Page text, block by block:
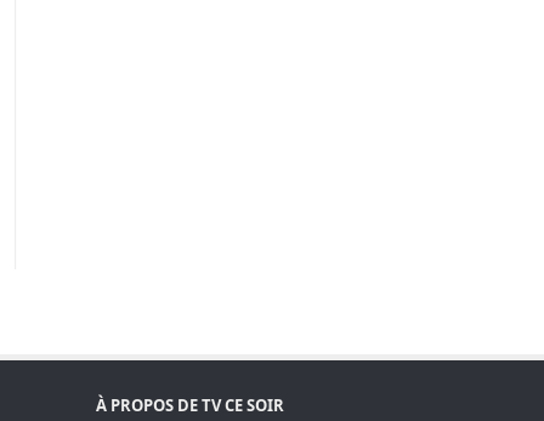
À PROPOS DE TV CE SOIR